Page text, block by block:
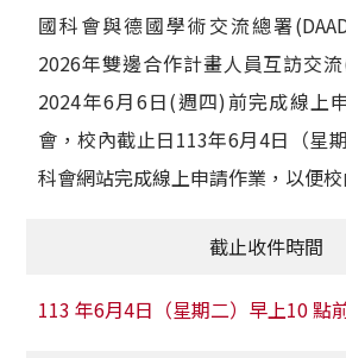
學術榮譽
其他
活動花絮
國科會與德國學術交流總署
2026年雙邊合作計畫人員互訪交
2024年6月6日(週四)前完成線上
會，校內截止日113年6月4日（星
科會網站完成線上申請作業，以便校
截止收件時間
113 年6月4日（星期二）早上10 點